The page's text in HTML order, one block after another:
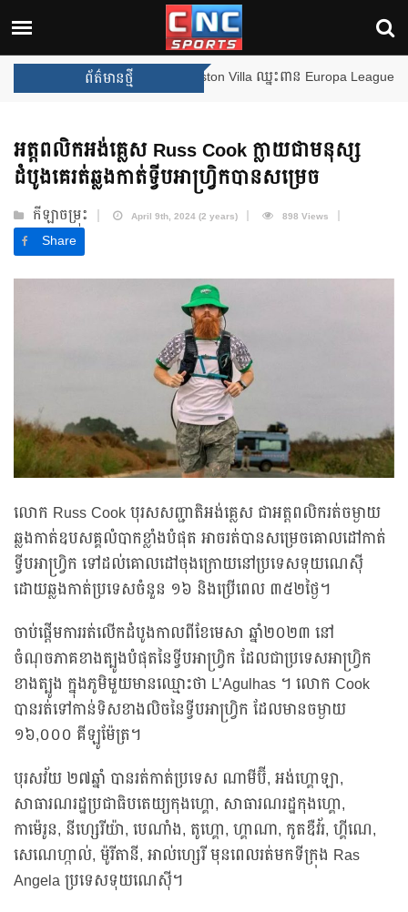
ព័ត៌មានថ្មី
ឈ្នះពានរង្វាន់បន្ថែមទៀត បន្ទាប់ពី Aston Villa ឈ្នះពាន Europa League
អត្តពលិកអង់គ្លេស Russ Cook ក្លាយជាមនុស្ស
ដំបូងគេរត់ឆ្លងកាត់ទ្វីបអាហ្រ្វិកបានសម្រេច
កីឡាចម្រុះ April 9th, 2024 (2 years) 898 Views
Share
លោក Russ Cook បុរសសញ្ជាតិអង់គ្លេស ជាអត្តពលិករត់ចម្ងាយ
ឆ្លងកាត់ឧបសគ្គលំបាកខ្លាំងបំផុត អាចរត់បានសម្រេចគោលដៅកាត់
ទ្វីបអាហ្រ្វិក ទៅដល់គោលដៅចុងក្រោយនៅប្រទេសទុយណេស៊ី
ដោយឆ្លងកាត់ប្រទេសចំនួន ១៦ និងប្រើពេល ៣៥២ថ្ងៃ។
ចាប់ផ្តើមការរត់លើកដំបូងកាលពីខែមេសា ឆ្នាំ២០២៣ នៅ
ចំណុចភាគខាងត្បូងបំផុតនៃទ្វីបអាហ្រ្វិក ដែលជាប្រទេសអាហ្វ្រិក
ខាងត្បូង ក្នុងភូមិមួយមានឈ្មោះថា L’Agulhas ។ លោក Cook
បានរត់ទៅកាន់ទិសខាងលិចនៃទ្វីបអាហ្វ្រិក ដែលមានចម្ងាយ
១៦,០០០ គីឡូម៉ែត្រ។
បុរសវ័យ ២៧ឆ្នាំ បានរត់កាត់ប្រទេស ណាមីប៊ី, អង់ហ្គោឡា,
សាធារណរដ្ឋប្រជាធិបតេយ្យកុងហ្គោ, សាធារណរដ្ឋកុងហ្គោ,
កាម៉េរូន, នីហ្សេរីយ៉ា, បេណាំង, តូហ្គោ, ហ្គាណា, កូតឌឺវ័រ, ហ្គីណេ,
សេណេហ្កាល់, ម៉ូរីតានី, អាល់ហ្សេរី មុនពេលរត់មកទីក្រុង Ras
Angela ប្រទេសទុយណេស៊ី។